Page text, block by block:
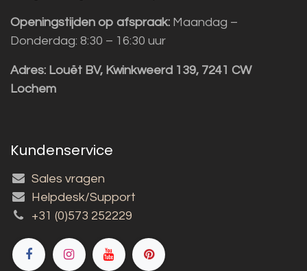
Openingstijden op afspraak: Maandag –
Donderdag: 8:30 – 16:30 uur
Adres: Louët BV, Kwinkweerd 139, 7241 CW
Lochem
Kundenservice
Sales vragen
Helpdesk/Support
+31 (0)573 252229